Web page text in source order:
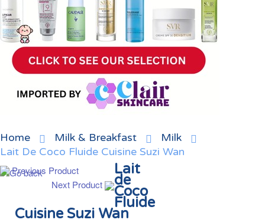
Home Milk & Breakfast
Milk
Lait De Coco Fluide Cuisine Suzi Wan
Previous Product
Next Product
Lait
de
Coco
Fluide
Cuisine Suzi Wan